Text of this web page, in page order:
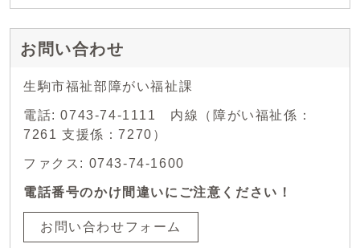
お問い合わせ
生駒市福祉部障がい福祉課
電話: 0743-74-1111 内線（障がい福祉係：
7261 支援係：7270）
ファクス: 0743-74-1600
電話番号のかけ間違いにご注意ください！
お問い合わせフォーム